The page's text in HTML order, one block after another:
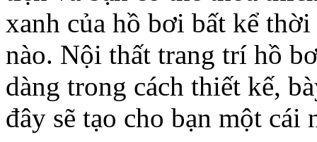
xanh của hồ bơi bất kể
nào. Nội thất trang trí hồ
dàng trong cách thiết kế,
đây sẽ tạo cho bạn một